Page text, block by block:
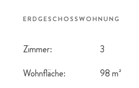
ERDGESCHOSSWOHNUNG
Zimmer:
3
Wohnfläche:
98 m²